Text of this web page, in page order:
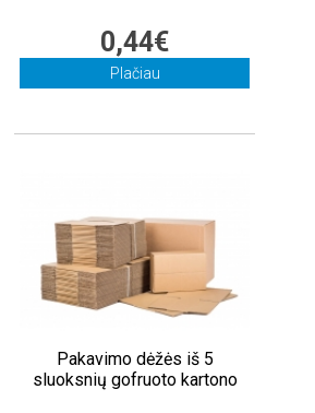
0,44€
Plačiau
Pakavimo dėžės iš 5
sluoksnių gofruoto kartono